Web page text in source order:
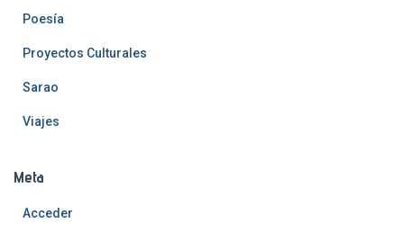
Poesía
Proyectos Culturales
Sarao
Viajes
Meta
Acceder